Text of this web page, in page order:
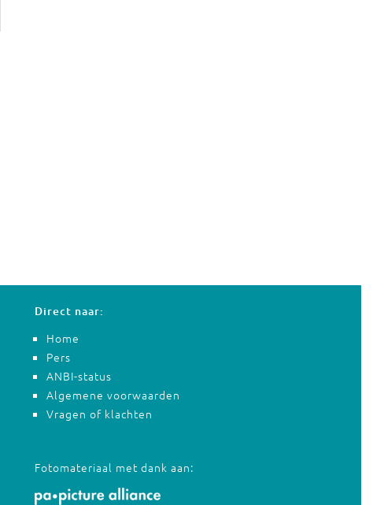
Direct naar:
Home
Pers
ANBI-status
Algemene voorwaarden
Vragen of klachten
Fotomateriaal met dank aan: